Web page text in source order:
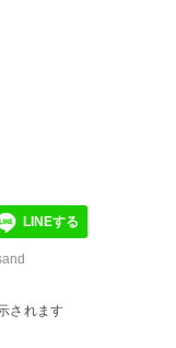
LINEする
されます